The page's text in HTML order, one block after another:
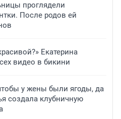
проглядели
После родов ей
Екатерина
видео в бикини
у жены были ягоды, да
создала клубничную